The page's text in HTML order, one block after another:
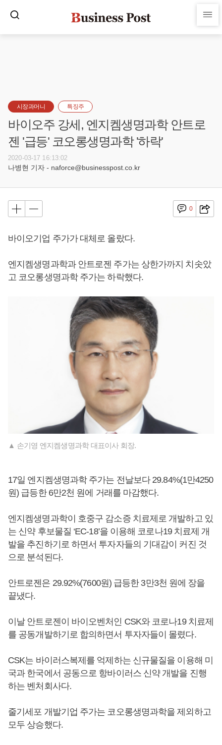
시장과머니 특징주
바이오주 강세, 엔지켐생명과학 안트로
젠 '급등' 코오롱생명과학 '하락'
2020-03-17 16:13:02
나병현 기자 - naforce@businesspost.co.kr
0
바이오기업 주가가 대체로 올랐다.
엔지켐생명과학과 안트로젠 주가는 상한가까지 치솟았
고 코오롱생명과학 주가는 하락했다.
▲ 손기영 엔지켐생명과학 대표이사 회장.
17일 엔지켐생명과학 주가는 전날보다 29.84%(1만4250
원) 급등한 6만2천 원에 거래를 마감했다.
엔지켐생명과학이 호중구 감소증 치료제로 개발하고 있
는 신약 후보물질 ‘EC-18’을 이용해 코로나19 치료제 개
발을 추진하기로 하면서 투자자들의 기대감이 커진 것
으로 분석된다.
안트로젠은 29.92%(7600원) 급등한 3만3천 원에 장을
끝냈다.
이날 안트로젠이 바이오벤처인 CSK와 코로나19 치료제
를 공동개발하기로 합의하면서 투자자들이 몰렸다.
CSK는 바이러스복제를 억제하는 신규물질을 이용해 미
국과 한국에서 공동으로 항바이러스 신약 개발을 진행
하는 벤처회사다.
줄기세포 개발기업 주가는 코오롱생명과학을 제외하고
모두 상승했다.